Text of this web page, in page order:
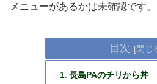
メニューがあるかは未確認です。
目次
長島PAのチリから丼